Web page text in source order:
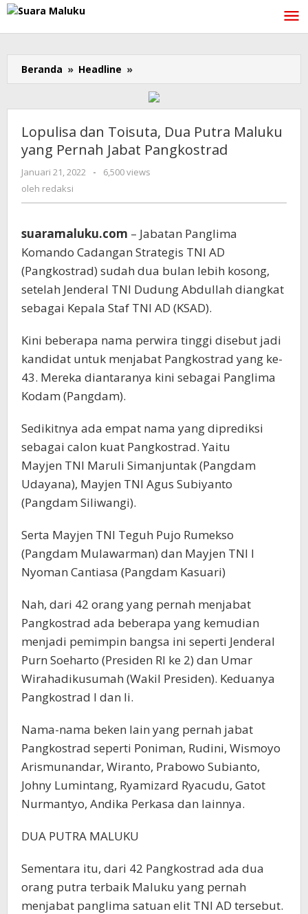
Lewati
konten
Beranda » Headline »
dan
Toisuta,
Dua
Putra
Maluku
yang
Pernah
Pangkostrad
Lopulisa dan Toisuta, Dua Putra Maluku
yang Pernah Jabat Pangkostrad
Januari 21, 2022
oleh
-
6,500 views
oleh redaksi
suaramaluku.com – Jabatan Panglima
Komando Cadangan Strategis TNI AD
(Pangkostrad) sudah dua bulan lebih kosong,
setelah Jenderal TNI Dudung Abdullah diangkat
sebagai Kepala Staf TNI AD (KSAD).
Kini beberapa nama perwira tinggi disebut jadi
kandidat untuk menjabat Pangkostrad yang ke-
43. Mereka diantaranya kini sebagai Panglima
Kodam (Pangdam).
Sedikitnya ada empat nama yang diprediksi
sebagai calon kuat Pangkostrad. Yaitu
Mayjen TNI Maruli Simanjuntak (Pangdam
Udayana), Mayjen TNI Agus Subiyanto
(Pangdam Siliwangi).
Serta Mayjen TNI Teguh Pujo Rumekso
(Pangdam Mulawarman) dan Mayjen TNI I
Nyoman Cantiasa (Pangdam Kasuari)
Nah, dari 42 orang yang pernah menjabat
Pangkostrad ada beberapa yang kemudian
menjadi pemimpin bangsa ini seperti Jenderal
Purn Soeharto (Presiden RI ke 2) dan Umar
Wirahadikusumah (Wakil Presiden). Keduanya
Pangkostrad I dan Ii.
Nama-nama beken lain yang pernah jabat
Pangkostrad seperti Poniman, Rudini, Wismoyo
Arismunandar, Wiranto, Prabowo Subianto,
Johny Lumintang, Ryamizard Ryacudu, Gatot
Nurmantyo, Andika Perkasa dan lainnya.
DUA PUTRA MALUKU
Sementara itu, dari 42 Pangkostrad ada dua
orang putra terbaik Maluku yang pernah
menjabat panglima satuan elit TNI AD tersebut.